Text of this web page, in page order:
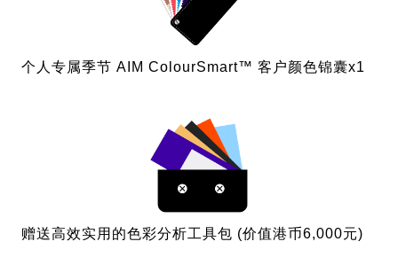
个人专属季节 AIM ColourSmart™ 客户颜色锦囊x1
赠送高效实用的色彩分析工具包 (价值港币6,000元)